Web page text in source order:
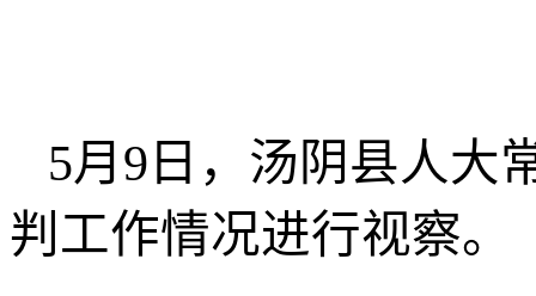
5月9日 ，汤阴县人大
判工作情况进行视察。